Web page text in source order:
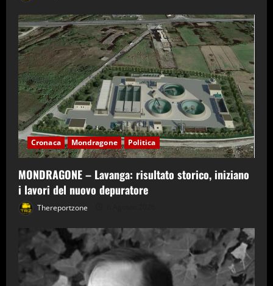
Cronaca Mondragone Politica
MONDRAGONE – Lavanga: risultato storico, iniziano
i lavori del nuovo depuratore
Thereportzone